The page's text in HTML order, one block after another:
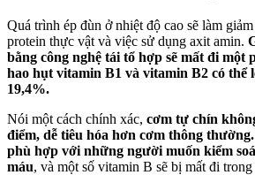
Quá trình ép đùn ở nhiệt độ cao sẽ làm
protein thực vật và việc sử dụng axit amin.
bằng công nghệ tái tổ hợp sẽ mất đi một
hao hụt vitamin B1 và vitamin B2 có thể
19,4%.
Nói một cách chính xác, cơm tự chín
điểm, dễ tiêu hóa hơn cơm thông thường.
phù hợp với những người muốn kiểm
máu, và một số vitamin B sẽ bị mất đi